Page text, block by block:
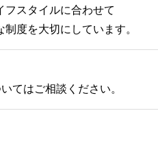
フスタイルに合わせて
度を大切にしています。
てはご相談ください。